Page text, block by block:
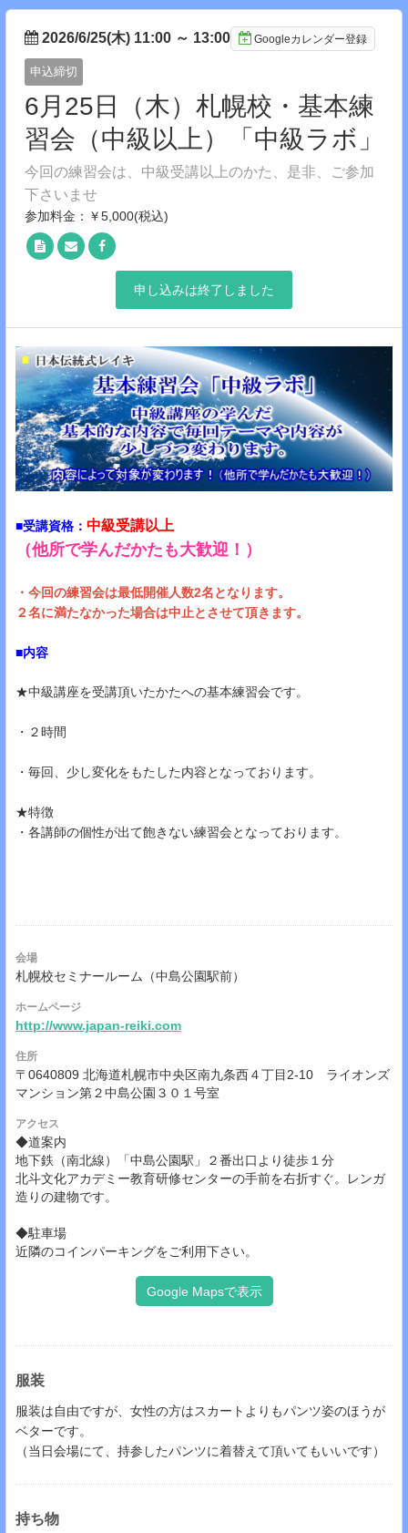
2026/6/25(木) 11:00 ～ 13:00 Googleカレンダー登録
申込締切
6月25日（木）札幌校・基本練
習会（中級以上）「中級ラボ」
今回の練習会は、中級受講以上のかた、是非、ご参加
下さいませ
参加料金：￥5,000(税込)
申し込みは終了しました
■受講資格： 中級受講以上
（他所で学んだかたも大歓迎！）
・今回の練習会は最低開催人数2名となります。
２名に満たなかった場合は中止とさせて頂きます​​​​​。
■内容
★中級講座を受講頂いたかたへの基本練習会です。
・２時間
・毎回、少し変化をもたした内容となっております。
★特徴
・各講師の個性が出て飽きない練習会となっております。
会場
札幌校セミナールーム（中島公園駅前）
ホームページ
http://www.japan-reiki.com
住所
〒0640809 北海道札幌市中央区南九条西４丁目2-10 ライオンズ
マンション第２中島公園３０１号室
アクセス
◆道案内
地下鉄（南北線）「中島公園駅」２番出口より徒歩１分
北斗文化アカデミー教育研修センターの手前を右折すぐ。レンガ
造りの建物です。
◆駐車場
近隣のコインパーキングをご利用下さい。
Google Mapsで表示
服装
服装は自由ですが、女性の方はスカートよりもパンツ姿のほうが
ベターです。
（当日会場にて、持参したパンツに着替えて頂いてもいいです）
持ち物